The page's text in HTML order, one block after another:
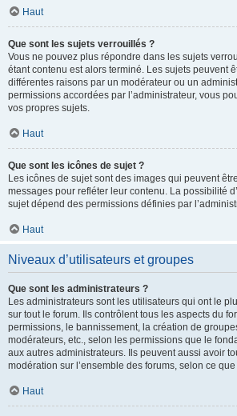
Haut
Que sont les sujets verrouillés ?
Vous ne pouvez plus répondre dans les sujets
étant contenu est alors terminé. Les sujets peuvent
différentes raisons par un modérateur ou un
permissions accordées par l’administrateur, vous
vos propres sujets.
Haut
Que sont les icônes de sujet ?
Les icônes de sujet sont des images qui peuvent
messages pour refléter leur contenu. La possibilité
sujet dépend des permissions définies par
Haut
Niveaux d’utilisateurs et groupes
Que sont les administrateurs ?
Les administrateurs sont les utilisateurs qui ont le
sur tout le forum. Ils contrôlent tous les aspects du
permissions, le bannissement, la création de
modérateurs, etc., selon les permissions que le
aux autres administrateurs. Ils peuvent aussi avoir
modération sur l’ensemble des forums, selon ce
Haut